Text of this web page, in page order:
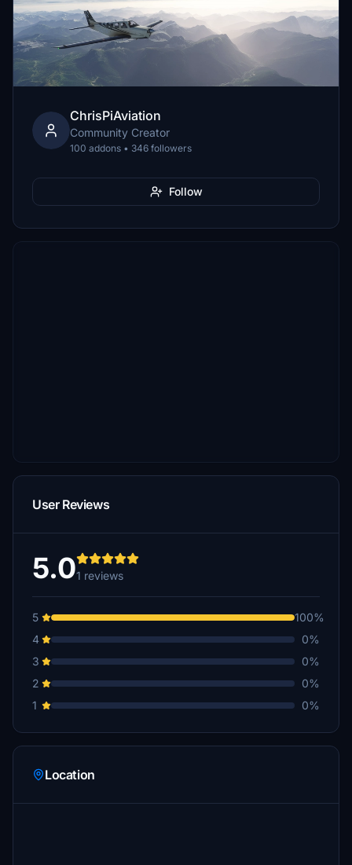
ChrisPiAviation
Community Creator
100 addons • 346 followers
Follow
User Reviews
5.01 reviews
5
100%
4
0%
3
0%
2
0%
1
0%
Location